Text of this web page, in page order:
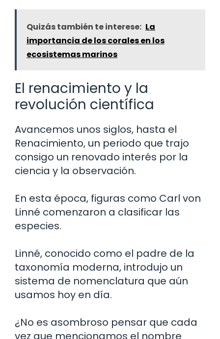
Quizás también te interese: La
importancia de los corales en los
ecosistemas marinos
El renacimiento y la
revolución científica
Avancemos unos siglos, hasta el
Renacimiento, un periodo que trajo
consigo un renovado interés por la
ciencia y la observación.
En esta época, figuras como Carl von
Linné comenzaron a clasificar las
especies.
Linné, conocido como el padre de la
taxonomía moderna, introdujo un
sistema de nomenclatura que aún
usamos hoy en día.
¿No es asombroso pensar que cada
vez que mencionamos el nombre